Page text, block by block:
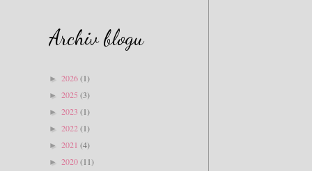
Archiv blogu
► 2026(1)
► 2025 (3)
► 2023 (1)
► 2022(1)
► 2021 (4)
► 2020(11)